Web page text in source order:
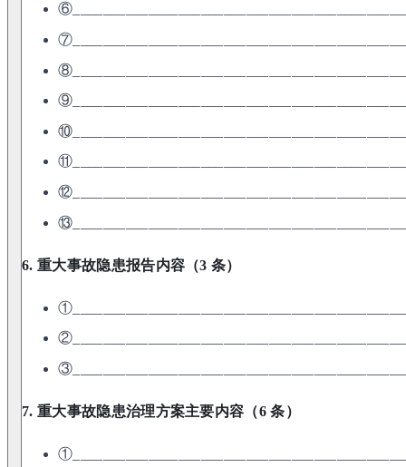
6. 重大事故隐患报告内容（3 条）
7. 重大事故隐患治理方案主要内容（6 条）